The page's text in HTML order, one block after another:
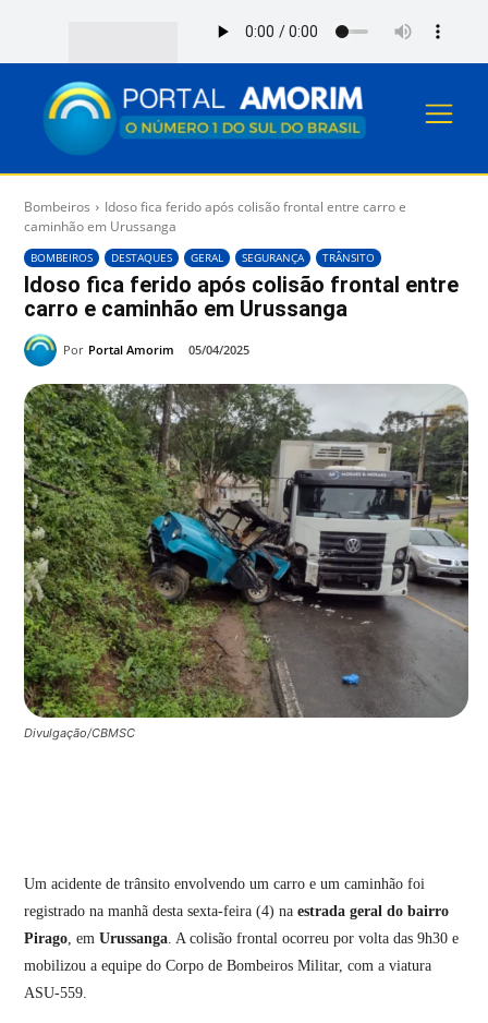
Bombeiros
Idoso fica ferido após colisão frontal entre carro e
caminhão em Urussanga
BOMBEIROS DESTAQUES GERAL SEGURANÇA TRÂNSITO
Idoso fica ferido após colisão frontal entre
carro e caminhão em Urussanga
Por Portal Amorim 05/04/2025
Divulgação/CBMSC
Um acidente de trânsito envolvendo um carro e um caminhão foi
registrado na manhã desta sexta-feira (4) na estrada geral do bairro
Pirago, em Urussanga. A colisão frontal ocorreu por volta das 9h30 e
mobilizou a equipe do Corpo de Bombeiros Militar, com a viatura
ASU-559.